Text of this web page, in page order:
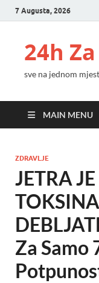
7 Augusta, 2026
24h
sve na jednom
MAIN MENU
ZDRAVLJE
JETRA
Za Samo